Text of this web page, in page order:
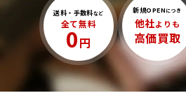
送料・手数料など
全て無料
0円
新規OPEN につき
他社よりも
高価買取